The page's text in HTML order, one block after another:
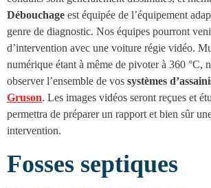
Débouchage est équipée de l’équipement
genre de diagnostic. Nos équipes pourront
d’intervention avec une voiture régie vidéo.
numérique étant à même de pivoter à 360 °C,
observer l’ensemble de vos systèmes d’
Gruson. Les images vidéos seront reçues et
permettra de préparer un rapport et bien sûr
intervention.
Fosses septiques